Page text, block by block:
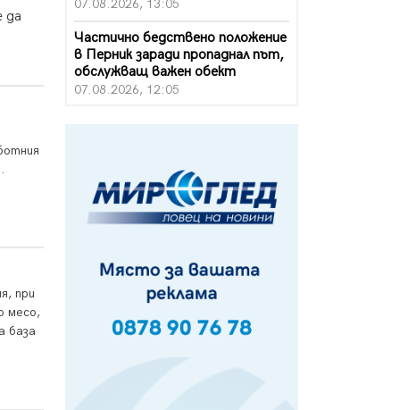
да
при
месо,
база
07.08.2026, 13:05
Частично бедствено положение
в Перник заради пропаднал път,
обслужващ важен обект
07.08.2026, 12:05
Първите крачки в помощ на
пенсионерите в Перник, вече са
факт
Пак ограничават камионите по
магистралите в петък и неделя.
07.08.2026, 07:55